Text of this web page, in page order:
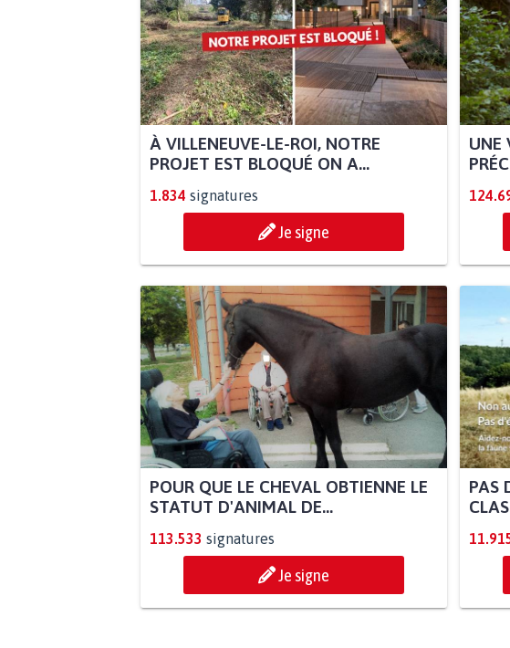
À VILLENEUVE-LE-ROI, NOTRE
PROJET EST BLOQUÉ ON A...
1.834 signatures
Je signe
UNE
POUR QUE LE CHEVAL OBTIENNE LE
STATUT D'ANIMAL DE...
113.533 signatures
Je signe
PAS